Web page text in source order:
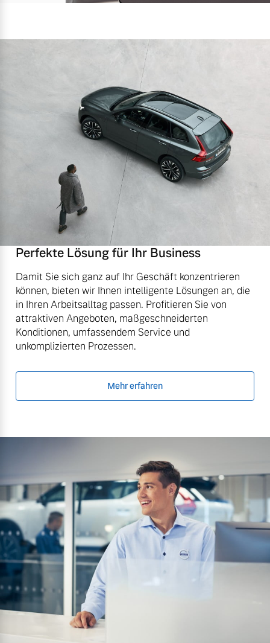
Perfekte Lösung für Ihr Business
Damit Sie sich ganz auf Ihr Geschäft konzentrieren
können, bieten wir Ihnen intelligente Lösungen an, die
in Ihren Arbeitsalltag passen. Profitieren Sie von
attraktiven Angeboten, maßgeschneiderten
Konditionen, umfassendem Service und
unkomplizierten Prozessen.
Mehr erfahren